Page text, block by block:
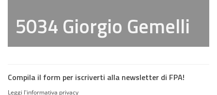
5034 Giorgio Gemelli
Compila il form per iscriverti alla newsletter di FPA!
Leggi l'informativa privacy